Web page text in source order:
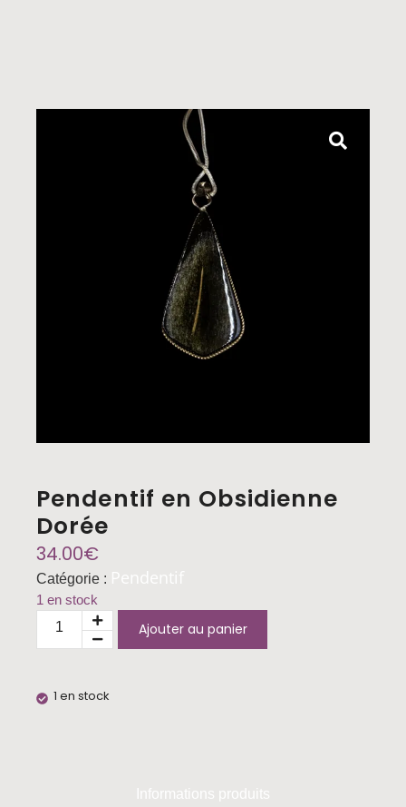
Pendentif en Obsidienne
Dorée
34.00€
Catégorie : Pendentif
1 en stock
Ajouter au panier
1 en stock
Informations produits